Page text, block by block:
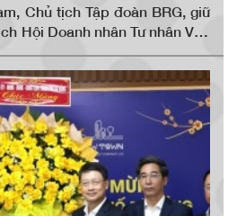
Chủ tịch Tập đoàn BRG, giữ
Hội Doanh nhân Tư nhân Việt